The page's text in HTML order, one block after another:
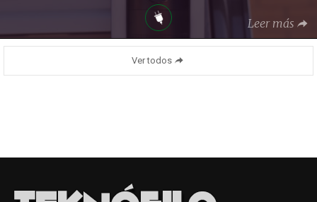
Leer más
Ver todos